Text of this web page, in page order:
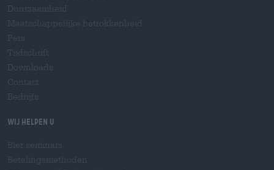
Wij helpen u